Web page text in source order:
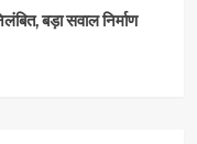
बड़ा सवाल निर्माण